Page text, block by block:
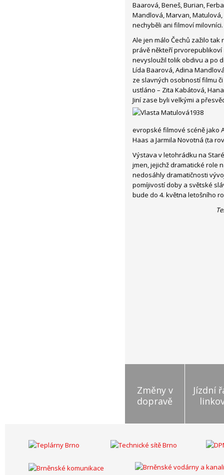
Baarová, Beneš, Burian,
Mandlová, Marvan,
nechyběli ani filmoví milovníci.
Ale jen málo Čechů zažilo
právě někteří
nevysloužil tolik obdivu a po
Lída Baarová, Adina
ze slavných osobností filmu
ustláno – Zita Kabátová,
Jiní zase byli velkými a
evropské filmové scéně jako
Haas a Jarmila Novotná (ta
Výstava v letohrádku na
jmen, jejichž dramatické role
nedosáhly dramatičnosti
pomíjivostí doby a světské
bude do 4. května letošního
Změny v
dopravě
Jízdní